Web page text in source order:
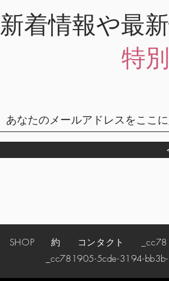
新着情報や最
特
SHOP 約 コンタクト
_cc781905-5cde-3194-